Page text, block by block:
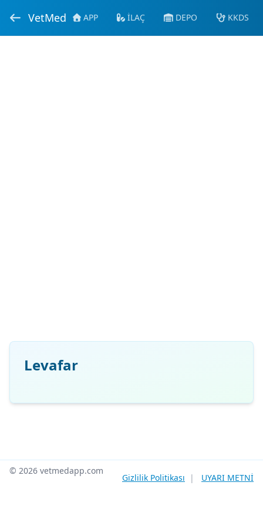
VetMed APP İLAÇ DEPO KKDS
Levafar
© 2026 vetmedapp.com
Gizlilik Politikası | UYARI METNİ